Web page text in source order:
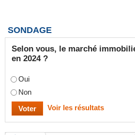
SONDAGE
Selon vous, le marché
en 2024 ?
Oui
Non
Voir les résultats